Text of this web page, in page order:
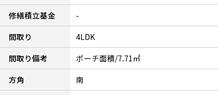
修繕積立基金
-
間取り
4LDK
間取り備考
ポーチ面積/7.71㎡
方角
南